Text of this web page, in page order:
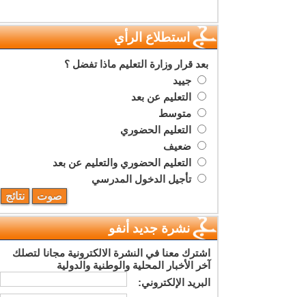
استطلاع الرأي
بعد قرار وزارة التعليم ماذا تفضل ؟
جييد
التعليم عن بعد
متوسط
التعليم الحضوري
ضعيف
التعليم الحضوري والتعليم عن بعد
تأجيل الدخول المدرسي
نشرة جديد أنفو
اشترك معنا في النشرة الالكترونية مجانا لتصلك
آخر الأخبار المحلية والوطنية والدولية
البريد اﻹلكتروني: